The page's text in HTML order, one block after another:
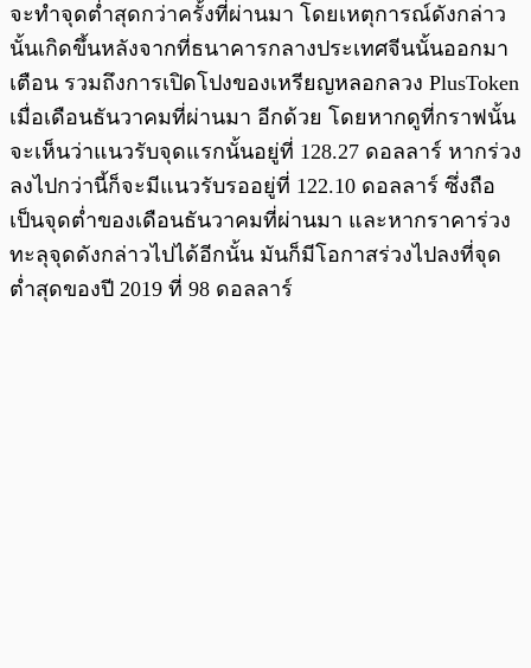
จะทำจุดต่ำสุดกว่าครั้งที่ผ่านมา โดยเหตุการณ์ดังกล่าว
นั้นเกิดขึ้นหลังจากที่ธนาคารกลางประเทศจีนนั้นออกมา
เตือน รวมถึงการเปิดโปงของเหรียญหลอกลวง PlusToken
เมื่อเดือนธันวาคมที่ผ่านมา อีกด้วย โดยหากดูที่กราฟนั้น
จะเห็นว่าแนวรับจุดแรกนั้นอยู่ที่ 128.27 ดอลลาร์ หากร่วง
ลงไปกว่านี้ก็จะมีแนวรับรออยู่ที่ 122.10 ดอลลาร์ ซึ่งถือ
เป็นจุดต่ำของเดือนธันวาคมที่ผ่านมา และหากราคาร่วง
ทะลุจุดดังกล่าวไปได้อีกนั้น มันก็มีโอกาสร่วงไปลงที่จุด
ต่ำสุดของปี 2019 ที่ 98 ดอลลาร์